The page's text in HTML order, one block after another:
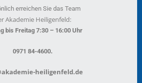
erreichen Sie das Team
Akademie Heiligenfeld:
bis Freitag 7:30 – 16:00 Uhr
0971 84-4600.
heiligenfeld.de